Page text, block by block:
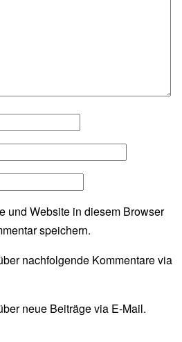
und Website in diesem Browser
speichern.
nachfolgende Kommentare via
neue Beiträge via E-Mail.